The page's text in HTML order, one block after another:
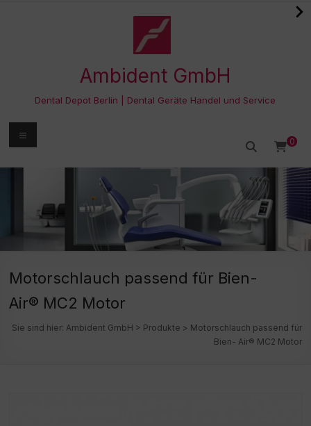
Ambident GmbH
Dental Depot Berlin | Dental Geräte Handel und Service
0
Menü
Motorschlauch passend für Bien-
Air® MC2 Motor
Sie sind hier: Ambident GmbH > Produkte > Motorschlauch passend für
Bien- Air® MC2 Motor